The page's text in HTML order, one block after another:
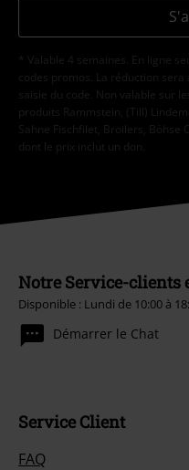
* Valable 4 semaines. En ligne
codes promos. La réduction
saisie du code. Non valable sur
produits Rammstein, (Till)
Sahne Fischfilet, Broilers, Böhse
dont le prix inclut un don.
Notre Service-clients
Disponible : Lundi de 10:00 à
Démarrer le Chat
Service Client
FAQ